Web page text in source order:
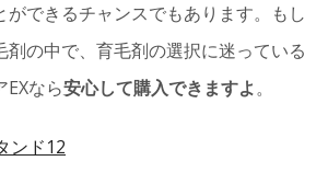
ができるチャンスでもあります。もし
剤の中で、育毛剤の選択に迷っている
なら安心して購入できますよ。